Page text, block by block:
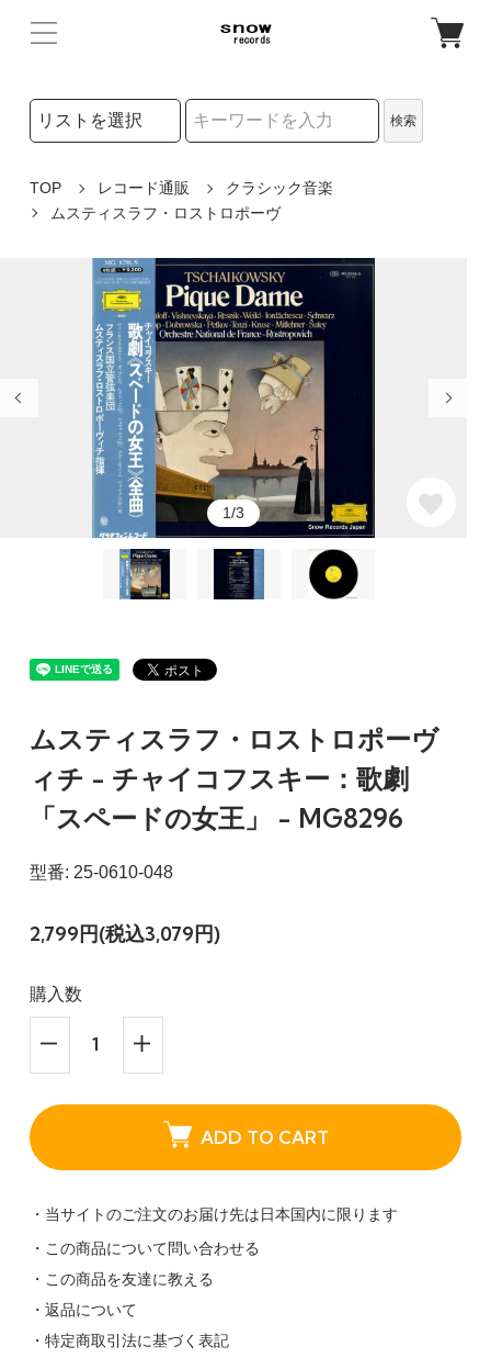
検索リストの選択
検索
TOP レコード通販
クラシック音楽
ムスティスラフ・ロストロポーヴ
1/3
ムスティスラフ・ロストロポーヴ
ィチ - チャイコフスキー：歌劇
「スペードの女王」 - MG8296
型番: 25-0610-048
2,799円(税込3,079円)
購入数
ADD TO CART
・当サイトのご注文のお届け先は日本国内に限ります
・この商品について問い合わせる
・この商品を友達に教える
・返品について
・特定商取引法に基づく表記